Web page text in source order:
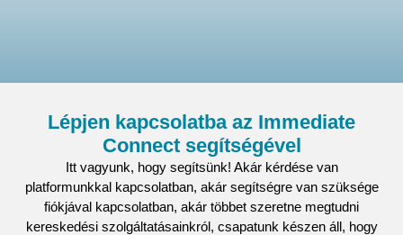
Lépjen kapcsolatba az Immediate
Connect segítségével
Itt vagyunk, hogy segítsünk! Akár kérdése van
platformunkkal kapcsolatban, akár segítségre van szüksége
fiókjával kapcsolatban, akár többet szeretne megtudni
kereskedési szolgáltatásainkról, csapatunk készen áll, hogy